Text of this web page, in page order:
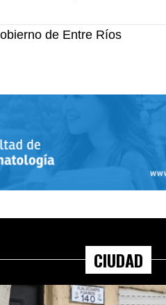
de Entre Ríos
CIUDAD